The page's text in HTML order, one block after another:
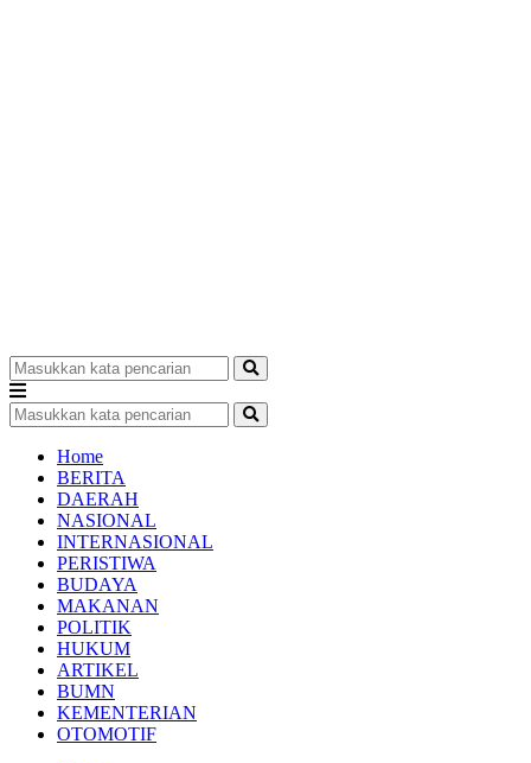
Home
BERITA
DAERAH
NASIONAL
INTERNASIONAL
PERISTIWA
BUDAYA
MAKANAN
POLITIK
HUKUM
ARTIKEL
BUMN
KEMENTERIAN
OTOMOTIF